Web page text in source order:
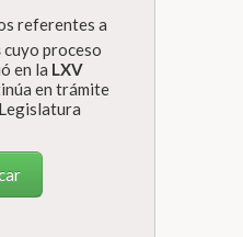
referentes a
cuyo proceso
en la LXV
en trámite